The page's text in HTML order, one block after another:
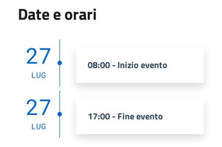
Date e orari
27
LUG
08:00 - Inizio evento
27
LUG
17:00 - Fine evento